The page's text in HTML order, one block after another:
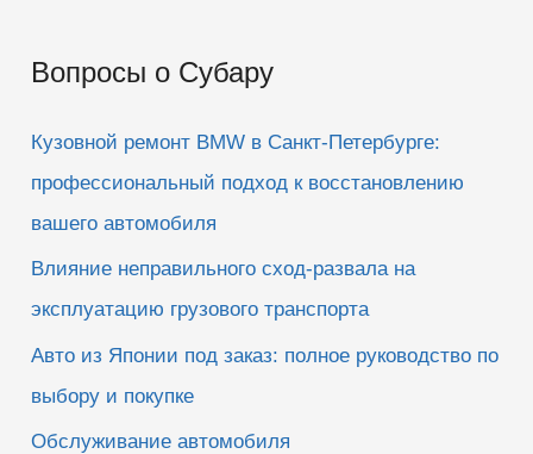
с
Вопросы о Субару
Кузовной ремонт BMW в Санкт-Петербурге:
профессиональный подход к восстановлению
вашего автомобиля
Влияние неправильного сход-развала на
эксплуатацию грузового транспорта
Авто из Японии под заказ: полное руководство по
выбору и покупке
Обслуживание автомобиля